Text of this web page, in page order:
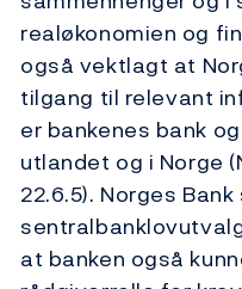
realøkonomien og
også vektlagt at
tilgang til relevant
er bankenes bank
utlandet og i Norge
22.6.5). Norges
at banken også